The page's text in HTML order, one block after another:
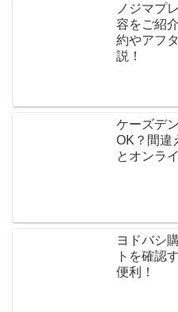
ノジマプ
容をご紹
約やアフ
説！
ケーズデ
OK？間違
とオンラ
ヨドバシ
トを確認
便利！